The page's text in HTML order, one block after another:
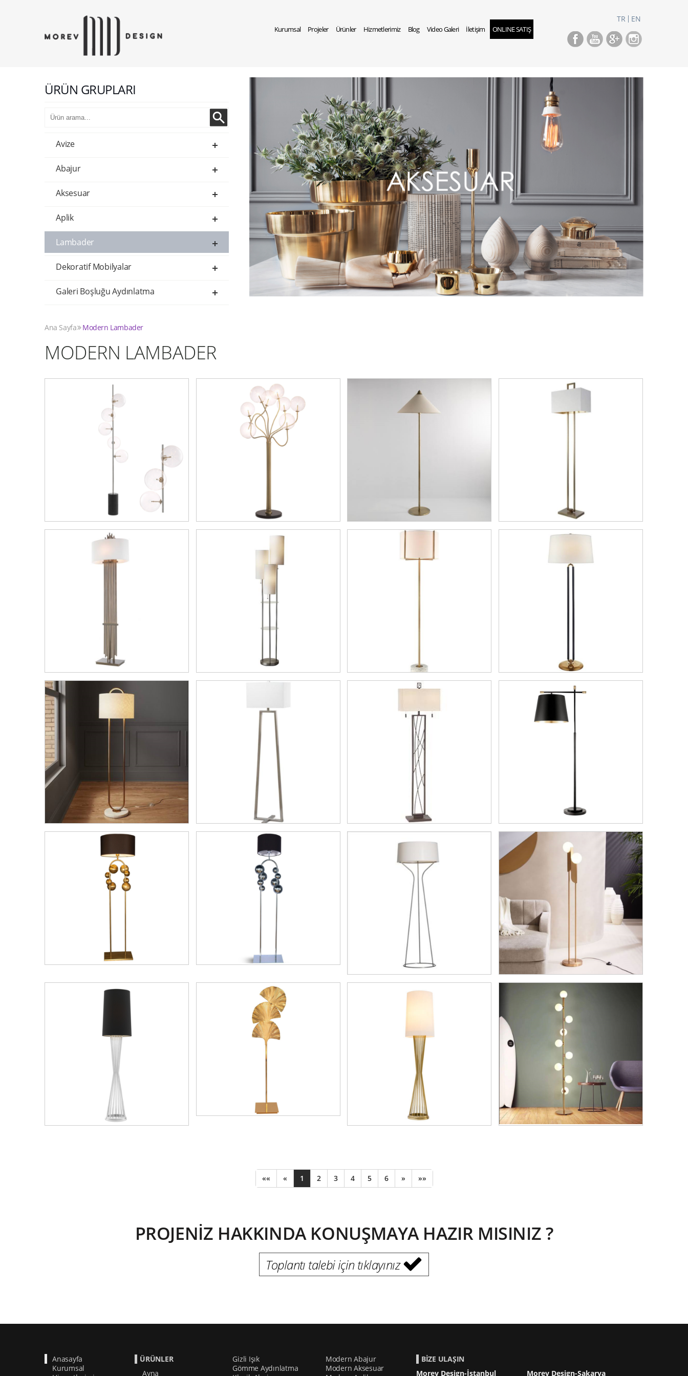
Kurumsal Projeler Ürünler Hizmetlerimiz Blog Video Galeri İletişim ONLINE SATIŞ
TR EN
ÜRÜN GRUPLARI
Avize
Abajur
Aksesuar
Aplik
Lambader
Dekoratif Mobilyalar
Galeri Boşluğu Aydınlatma
Ana Sayfa Modern Lambader
MODERN LAMBADER
«« « 1 2 3 4 5 6 » »»
PROJENİZ HAKKINDA KONUŞMAYA HAZIR MISINIZ ?
Toplantı talebi için tıklayınız
Anasayfa
Kurumsal
ÜRÜNLER
Ayna
Gizli Işık
Gömme Aydınlatma
Modern Abajur
Modern Aksesuar
BİZE ULAŞIN
Morev Design-İstanbul
Morev Design-Sakarya